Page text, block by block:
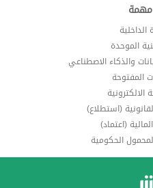
الداخلية
الموحدة
والذكاء الاصطناعي
المفتوحة
الالكترونية
(استطلاع)
(اعتماد)
الحكومية